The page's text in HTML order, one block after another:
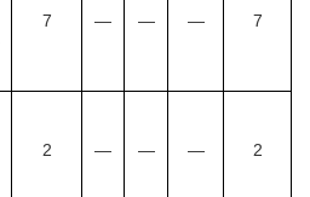
7 — — — 7
2 — — — 2